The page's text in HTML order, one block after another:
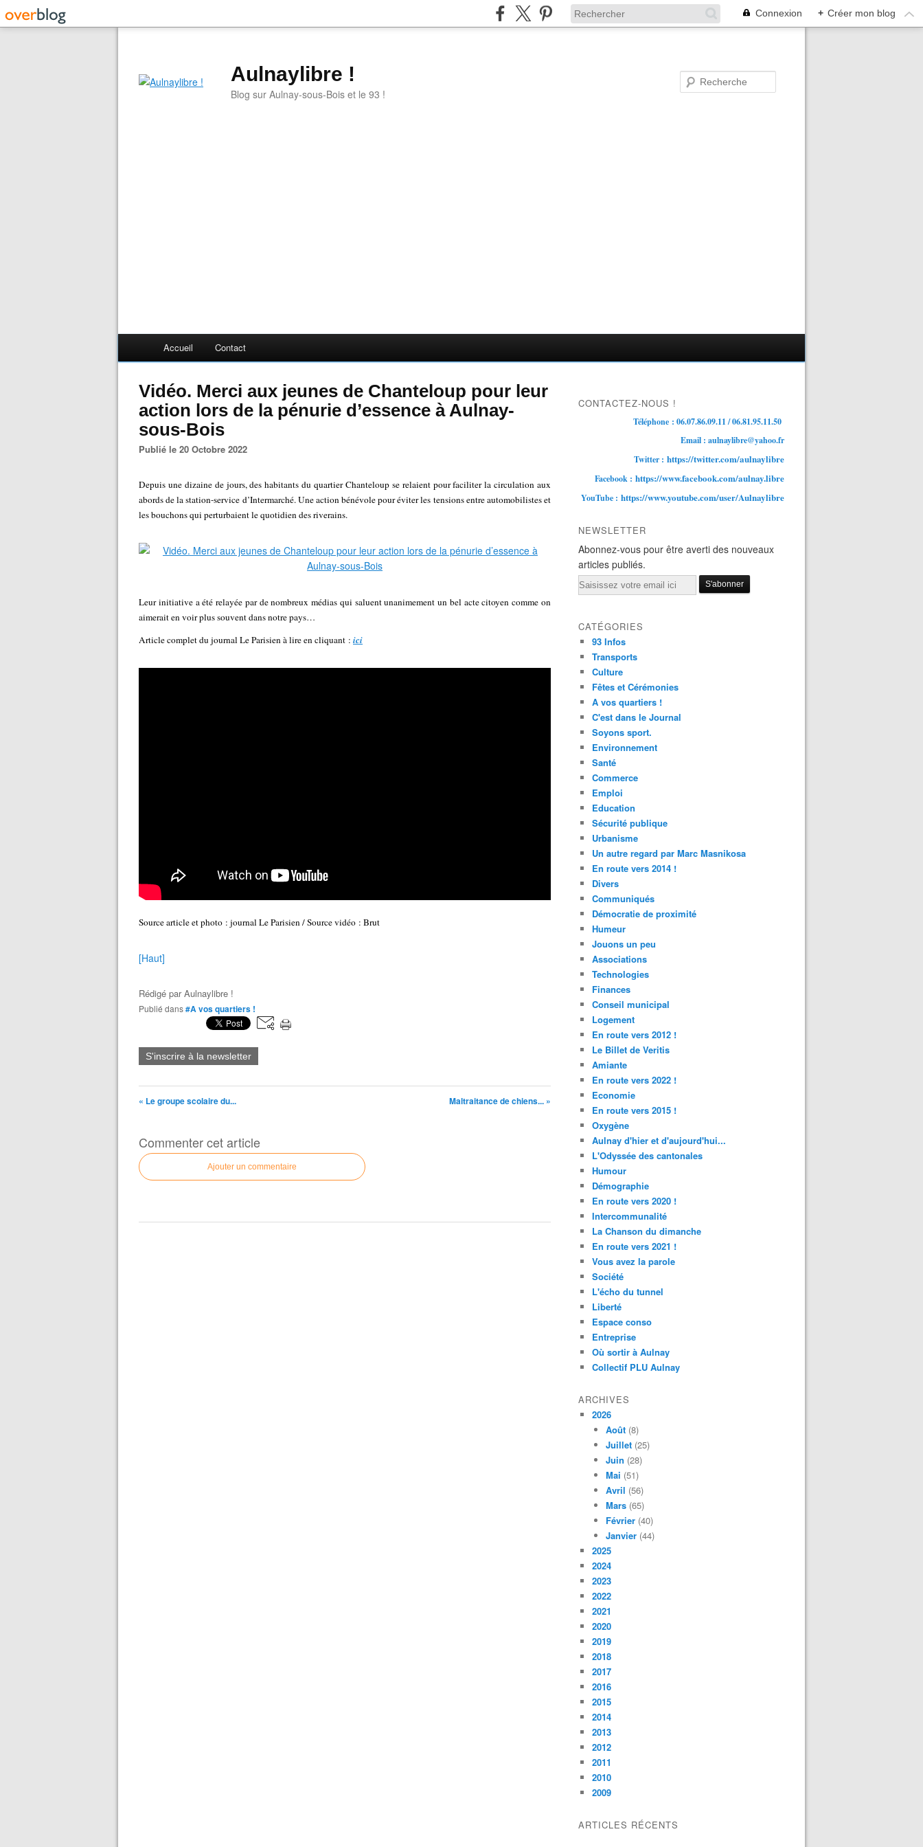
Connexion + Créer mon blog
Aulnaylibre !
Blog sur Aulnay-sous-Bois et le 93 !
Accueil Contact
Vidéo. Merci aux jeunes de Chanteloup pour leur
action lors de la pénurie d’essence à Aulnay-
sous-Bois
Publié le 20 Octobre 2022
Depuis une dizaine de jours, des habitants du quartier Chanteloup se relaient pour faciliter la circulation aux
abords de la station-service d’Intermarché. Une action bénévole pour éviter les tensions entre automobilistes et
les bouchons qui perturbaient le quotidien des riverains.
Leur initiative a été relayée par de nombreux médias qui saluent unanimement un bel acte citoyen comme on
aimerait en voir plus souvent dans notre pays…
Article complet du journal Le Parisien à lire en cliquant : ici
Source article et photo : journal Le Parisien / Source vidéo : Brut
[Haut]
Rédigé parAulnaylibre !
Publié dans#A vos quartiers !
S'inscrire à la newsletter
« Le groupe scolaire du... Maltraitance de chiens... »
Commenter cet article
Ajouter un commentaire
CONTACTEZ-NOUS !
Téléphone : 06.07.86.09.11 / 06.81.95.11.50
Email : aulnaylibre@yahoo.fr
Twitter : https://twitter.com/aulnaylibre
Facebook : https://www.facebook.com/aulnay.libre
YouTube : https://www.youtube.com/user/Aulnaylibre
NEWSLETTER
Abonnez-vous pour être averti des nouveaux
articles publiés.
Email
CATÉGORIES
93 Infos
Transports
Culture
Fêtes et Cérémonies
A vos quartiers !
C'est dans le Journal
Soyons sport.
Environnement
Santé
Commerce
Emploi
Education
Sécurité publique
Urbanisme
Un autre regard par Marc Masnikosa
En route vers 2014 !
Divers
Communiqués
Démocratie de proximité
Humeur
Jouons un peu
Associations
Technologies
Finances
Conseil municipal
Logement
En route vers 2012 !
Le Billet de Veritis
Amiante
En route vers 2022 !
Economie
En route vers 2015 !
Oxygène
Aulnay d'hier et d'aujourd'hui...
L'Odyssée des cantonales
Humour
Démographie
En route vers 2020 !
Intercommunalité
La Chanson du dimanche
En route vers 2021 !
Vous avez la parole
Société
L'écho du tunnel
Liberté
Espace conso
Entreprise
Où sortir à Aulnay
Collectif PLU Aulnay
ARCHIVES
2026
Août (8)
Juillet (25)
Juin (28)
Mai (51)
Avril (56)
Mars (65)
Février (40)
Janvier (44)
2025
2024
2023
2022
2021
2020
2019
2018
2017
2016
2015
2014
2013
2012
2011
2010
2009
ARTICLES RÉCENTS